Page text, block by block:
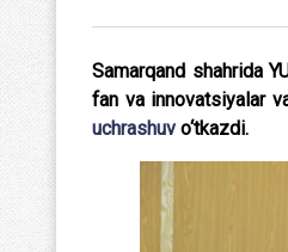
Samarqand shahrida
fan va innovatsiyalar
uchrashuv o‘tkazdi.